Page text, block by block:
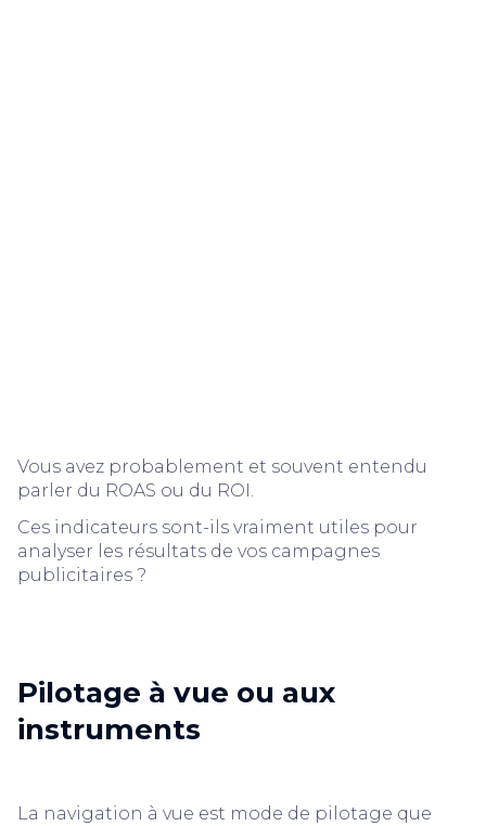
Vous avez probablement et souvent entendu
parler du ROAS ou du ROI.
Ces indicateurs sont-ils vraiment utiles pour
analyser les résultats de vos campagnes
publicitaires ?
Pilotage à vue ou aux
instruments
La navigation à vue est mode de pilotage que